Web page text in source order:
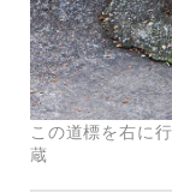
この道標を右に
蔵